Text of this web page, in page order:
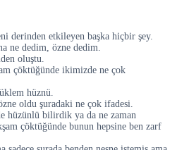
derinden etkileyen başka hiçbir şey.
ne dedim, özne dedim.
oluştu.
çöktüğünde ikimizde ne çok
hüznü.
oldu şuradaki ne çok ifadesi.
hüzünlü bilirdik ya da ne zaman
çöktüğünde bunun hepsine ben zarf